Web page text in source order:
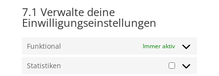
7.1 Verwalte deine
Einwilligungseinstellungen
Funktional Immer aktiv
Statistiken
Statistiken